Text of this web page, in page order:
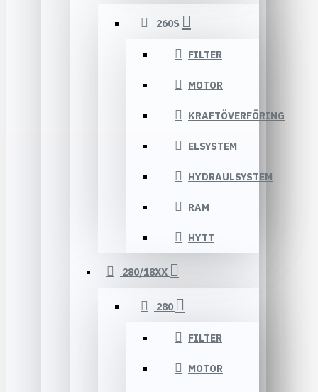
260S
FILTER
MOTOR
KRAFTÖVERFÖRING
ELSYSTEM
HYDRAULSYSTEM
RAM
HYTT
280/18XX
280
FILTER
MOTOR